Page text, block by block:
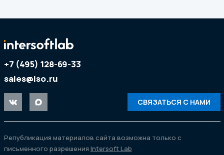
+7 (495) 128-69-33
sales@iso.ru
СВЯЗАТЬСЯ С НАМИ
Републикация материалов сайта возможна только с
письменного разрешения Intersoft Lab